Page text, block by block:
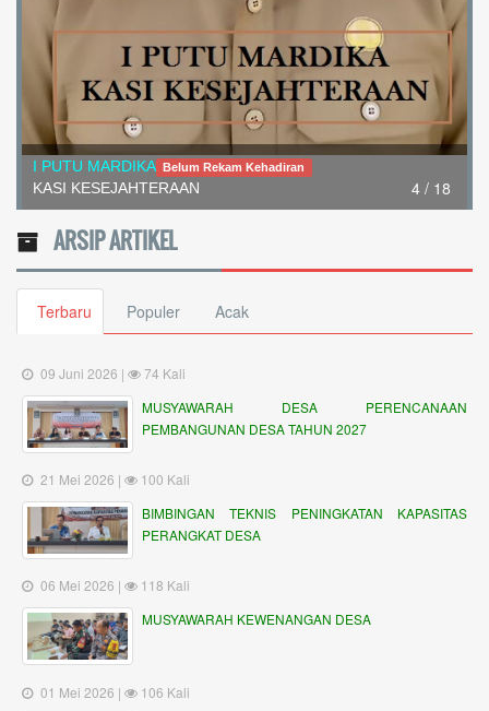
4 / 18
I PUTU MARDIKA Belum Rekam Kehadiran
KASI KESEJAHTERAAN
ARSIP ARTIKEL
Terbaru Populer Acak
09 Juni 2026 |
74 Kali
MUSYAWARAH DESA PERENCANAAN
PEMBANGUNAN DESA TAHUN 2027
21 Mei 2026 |
100 Kali
BIMBINGAN TEKNIS PENINGKATAN KAPASITAS
PERANGKAT DESA
06 Mei 2026 |
118 Kali
MUSYAWARAH KEWENANGAN DESA
01 Mei 2026 |
106 Kali